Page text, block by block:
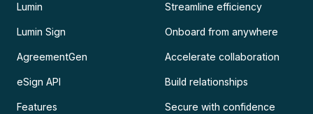
Lumin
Lumin Sign
AgreementGen
eSign API
Features
Streamline efficiency
Onboard from anywhere
Accelerate collaboration
Build relationships
Secure with confidence